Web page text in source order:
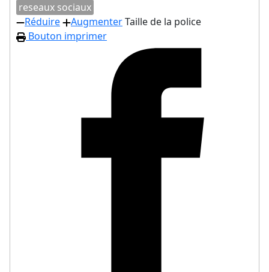
reseaux sociaux
Réduire
AugmenterTaille de la police
Bouton imprimer